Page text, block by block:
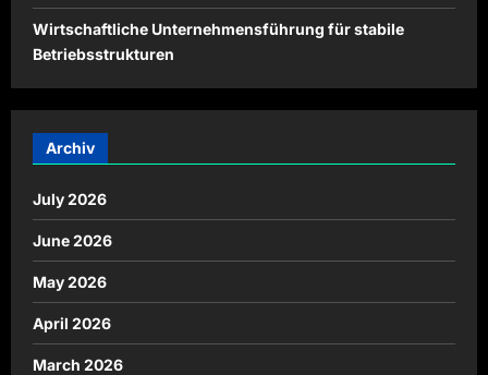
Wirtschaftliche Unternehmensführung für stabile
Betriebsstrukturen
Archiv
July 2026
June 2026
May 2026
April 2026
March 2026